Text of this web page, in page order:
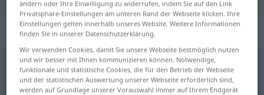
„durchtränken“: transitives Verb
durchtränken v/t <untrennb, kein-ge-;h >
Übersicht aller Übersetzungen
ändern oder Ihre Einwilligung zu widerrufen, indem Sie auf den Link
Privatsphäre-Einstellungen am unteren Rand der Webseite klicken. Ihre
Einstellungen gelten innerhalb unseres Website. Weitere Informationen
finden Sie in unserer Datenschutzerklärung.
Wir verwenden Cookies, damit Sie unsere Webseite bestmöglich nutzen
und wir besser mit Ihnen kommunizieren können. Notwendige,
funktionale und statistische Cookies, die für den Betrieb der Webseite
und der statistischen Auswertung unserer Webseite erforderlich sind,
werden auf Grundlage unserer Vorauswahl immer auf Ihrem Endgerät